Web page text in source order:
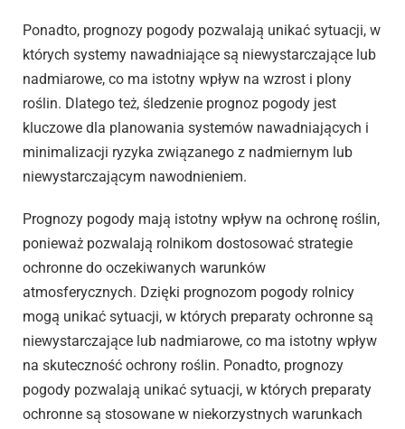
Ponadto, prognozy pogody pozwalają unikać sytuacji, w
których systemy nawadniające są niewystarczające lub
nadmiarowe, co ma istotny wpływ na wzrost i plony
roślin. Dlatego też, śledzenie prognoz pogody jest
kluczowe dla planowania systemów nawadniających i
minimalizacji ryzyka związanego z nadmiernym lub
niewystarczającym nawodnieniem.
Prognozy pogody mają istotny wpływ na ochronę roślin,
ponieważ pozwalają rolnikom dostosować strategie
ochronne do oczekiwanych warunków
atmosferycznych. Dzięki prognozom pogody rolnicy
mogą unikać sytuacji, w których preparaty ochronne są
niewystarczające lub nadmiarowe, co ma istotny wpływ
na skuteczność ochrony roślin. Ponadto, prognozy
pogody pozwalają unikać sytuacji, w których preparaty
ochronne są stosowane w niekorzystnych warunkach